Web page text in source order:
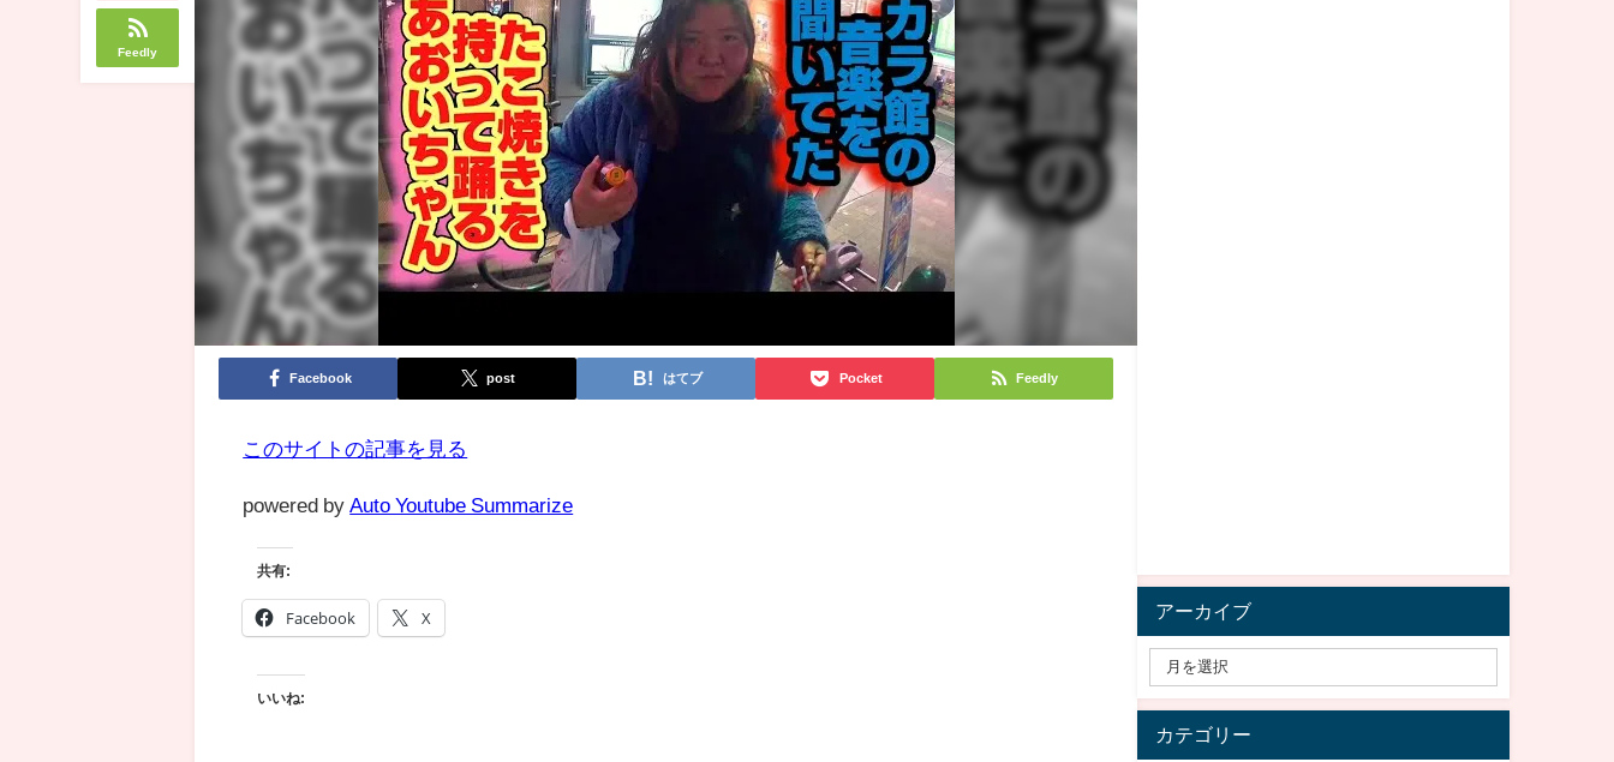
Feedly
Facebook post はてブ Pocket Feedly
このサイトの記事を見る
powered by Auto Youtube Summarize
共有:
Facebook X
いいね:
アーカイブ
カテゴリー